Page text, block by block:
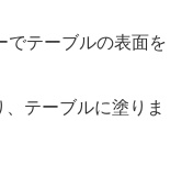
でテーブルの表面を
テーブルに塗りま